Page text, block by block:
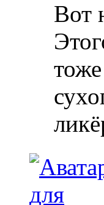
Вот